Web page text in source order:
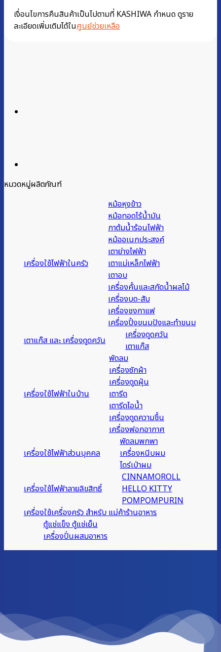
เงื่อนไขการคืนสินค้าเป็นไปตามที่ KASHIWA กำหนด ดูราย
ละเอียดเพิ่มเติมได้ในศูนย์ช่วยเหลือ
หมวดหมู่ผลิตภัณฑ์
เครื่องใช้ไฟฟ้าในครัว
หม้อหุงข้าว
หม้อทอดไร้น้ำมัน
กาต้มน้ำร้อนไฟฟ้า
หม้ออเนกประสงค์
เตาย่างไฟฟ้า
เตาแม่เหล็กไฟฟ้า
เตาอบ
เครื่องคั้นและสกัดน้ำผลไม้
เครื่องบด-สับ
เครื่องชงกาแฟ
เครื่องปิ้งขนมปังและทำขนม
เตาแก๊ส และ เครื่องดูดควัน
เครื่องดูดควัน
เตาแก๊ส
เครื่องใช้ไฟฟ้าในบ้าน
พัดลม
เครื่องซักผ้า
เครื่องดูดฝุ่น
เตารีด
เตารีดไอน้ำ
เครื่องดูดความชื้น
เครื่องฟอกอากาศ
เครื่องใช้ไฟฟ้าส่วนบุคคล
พัดลมพกพา
เครื่องหนีบผม
ไดร์เป่าผม
เครื่องใช้ไฟฟ้าลายลิขสิทธิ์
CINNAMOROLL
HELLO KITTY
POMPOMPURIN
เครื่องใช้เครื่องครัว สำหรับ แม่ค้าร้านอาหาร
ตู้แช่แข็ง ตู้แช่เย็น
เครื่องปั่นผสมอาหาร